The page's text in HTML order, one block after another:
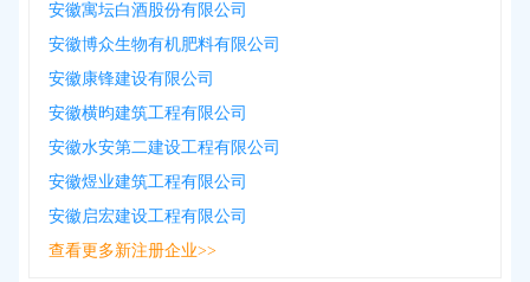
安徽寓坛白酒股份有限公司
安徽博众生物有机肥料有限公司
安徽康锋建设有限公司
安徽横昀建筑工程有限公司
安徽水安第二建设工程有限公司
安徽煜业建筑工程有限公司
安徽启宏建设工程有限公司
查看更多新注册企业>>